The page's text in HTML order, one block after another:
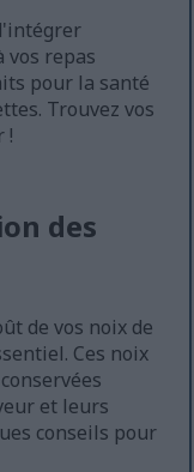
vos repas
pour la santé
Trouvez vos
!
des
de vos noix de
Ces noix
et leurs
conseils pour